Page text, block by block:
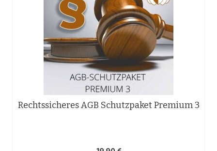
Rechtssicheres AGB Schutzpaket Premium 3